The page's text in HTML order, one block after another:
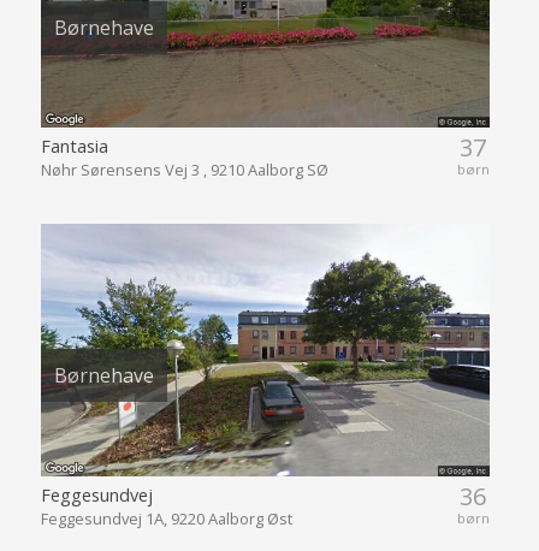
Børnehave
37
børn
Fantasia
Nøhr Sørensens Vej 3 , 9210 Aalborg SØ
Børnehave
36
børn
Feggesundvej
Feggesundvej 1A, 9220 Aalborg Øst